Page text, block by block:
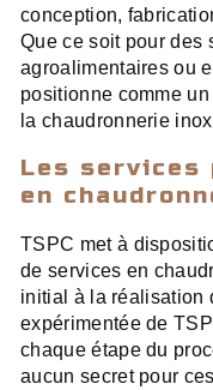
conception,
Que ce soit pour des
agroalimentaires ou
positionne comme
la chaudronnerie
Les services
en
TSPC met à
de services en
initial à la réalisation
expérimentée de
chaque étape du
aucun secret pour